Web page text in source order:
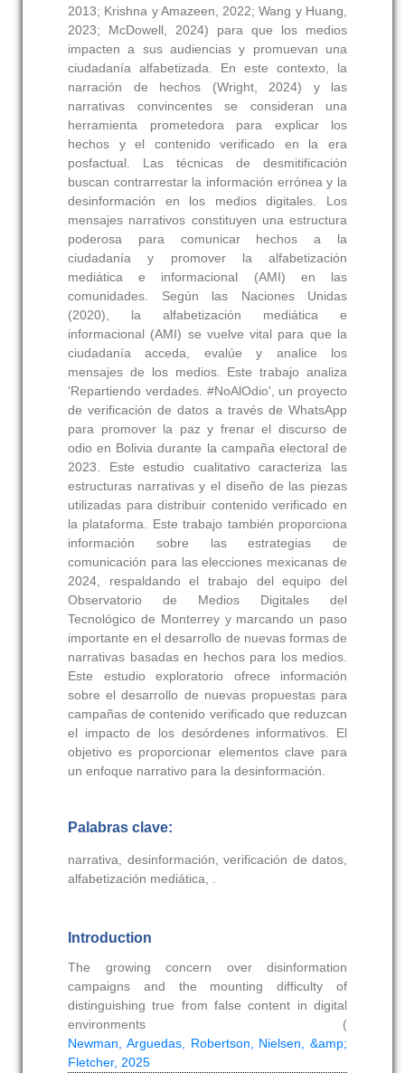
2013; Krishna y Amazeen, 2022; Wang y Huang,
2023; McDowell, 2024) para que los medios
impacten a sus audiencias y promuevan una
ciudadanía alfabetizada. En este contexto, la
narración de hechos (Wright, 2024) y las
narrativas convincentes se consideran una
herramienta prometedora para explicar los
hechos y el contenido verificado en la era
posfactual. Las técnicas de desmitificación
buscan contrarrestar la información errónea y la
desinformación en los medios digitales. Los
mensajes narrativos constituyen una estructura
poderosa para comunicar hechos a la
ciudadanía y promover la alfabetización
mediática e informacional (AMI) en las
comunidades. Según las Naciones Unidas
(2020), la alfabetización mediática e
informacional (AMI) se vuelve vital para que la
ciudadanía acceda, evalúe y analice los
mensajes de los medios. Este trabajo analiza
'Repartiendo verdades. #NoAlOdio', un proyecto
de verificación de datos a través de WhatsApp
para promover la paz y frenar el discurso de
odio en Bolivia durante la campaña electoral de
2023. Este estudio cualitativo caracteriza las
estructuras narrativas y el diseño de las piezas
utilizadas para distribuir contenido verificado en
la plataforma. Este trabajo también proporciona
información sobre las estrategias de
comunicación para las elecciones mexicanas de
2024, respaldando el trabajo del equipo del
Observatorio de Medios Digitales del
Tecnológico de Monterrey y marcando un paso
importante en el desarrollo de nuevas formas de
narrativas basadas en hechos para los medios.
Este estudio exploratorio ofrece información
sobre el desarrollo de nuevas propuestas para
campañas de contenido verificado que reduzcan
el impacto de los desórdenes informativos. El
objetivo es proporcionar elementos clave para
un enfoque narrativo para la desinformación.
Palabras clave:
narrativa, desinformación, verificación de datos,
alfabetización mediática, .
Introduction
The growing concern over disinformation
campaigns and the mounting difficulty of
distinguishing true from false content in digital
environments (
Newman, Arguedas, Robertson, Nielsen, &amp;
Fletcher, 2025